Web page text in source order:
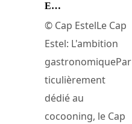
E…
© Cap EstelLe Cap
Estel: L'ambition
gastronomiquePar
ticulièrement
dédié au
cocooning, le Cap